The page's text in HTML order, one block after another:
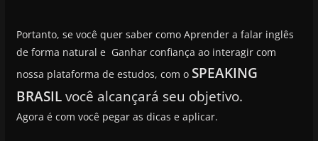
Portanto, se você quer saber como Aprender a falar inglês
de forma natural e Ganhar confiança ao interagir com
nossa plataforma de estudos, com o SPEAKING
BRASIL você alcançará seu objetivo.
Agora é com você pegar as dicas e aplicar.